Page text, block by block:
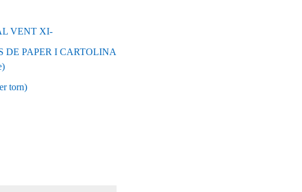
VENT XI-
DE PAPER I CARTOLINA
torn)